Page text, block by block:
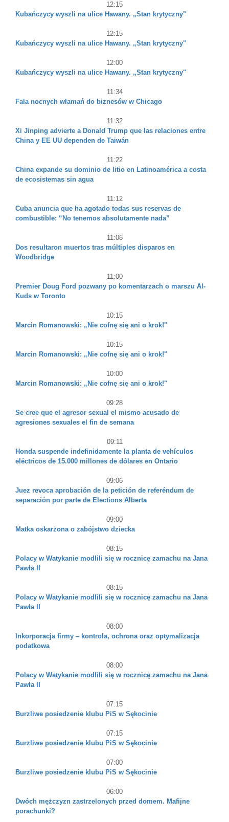
12:15
Kubańczycy wyszli na ulice Hawany. „Stan krytyczny"
12:15
Kubańczycy wyszli na ulice Hawany. „Stan krytyczny"
12:00
Kubańczycy wyszli na ulice Hawany. „Stan krytyczny"
11:34
Fala nocnych włamań do biznesów w Chicago
11:32
Xi Jinping advierte a Donald Trump que las relaciones entre
China y EE UU dependen de Taiwán
11:22
China expande su dominio de litio en Latinoamérica a costa
de ecosistemas sin agua
11:12
Cuba anuncia que ha agotado todas sus reservas de
combustible: “No tenemos absolutamente nada”
11:06
Dos resultaron muertos tras múltiples disparos en
Woodbridge
11:00
Premier Doug Ford pozwany po komentarzach o marszu Al-
Kuds w Toronto
10:15
Marcin Romanowski: „Nie cofnę się ani o krok!"
10:15
Marcin Romanowski: „Nie cofnę się ani o krok!"
10:00
Marcin Romanowski: „Nie cofnę się ani o krok!"
09:28
Se cree que el agresor sexual el mismo acusado de
agresiones sexuales el fin de semana
09:11
Honda suspende indefinidamente la planta de vehículos
eléctricos de 15.000 millones de dólares en Ontario
09:06
Juez revoca aprobación de la petición de referéndum de
separación por parte de Elections Alberta
09:00
Matka oskarżona o zabójstwo dziecka
08:15
Polacy w Watykanie modlili się w rocznicę zamachu na Jana
Pawła II
08:15
Polacy w Watykanie modlili się w rocznicę zamachu na Jana
Pawła II
08:00
Inkorporacja firmy – kontrola, ochrona oraz optymalizacja
podatkowa
08:00
Polacy w Watykanie modlili się w rocznicę zamachu na Jana
Pawła II
07:15
Burzliwe posiedzenie klubu PiS w Sękocinie
07:15
Burzliwe posiedzenie klubu PiS w Sękocinie
07:00
Burzliwe posiedzenie klubu PiS w Sękocinie
06:00
Dwóch mężczyzn zastrzelonych przed domem. Mafijne
porachunki?